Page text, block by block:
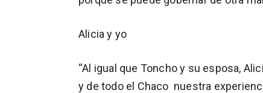
Alicia y yo
“Al igual que Toncho y su esposa,
y de todo el Chaco nuestra